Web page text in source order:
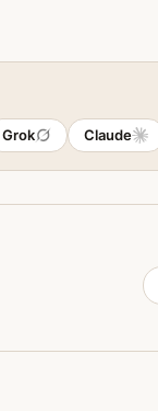
Claude
Grok